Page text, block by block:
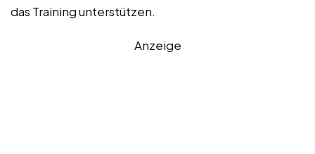
das Training unterstützen.
Anzeige